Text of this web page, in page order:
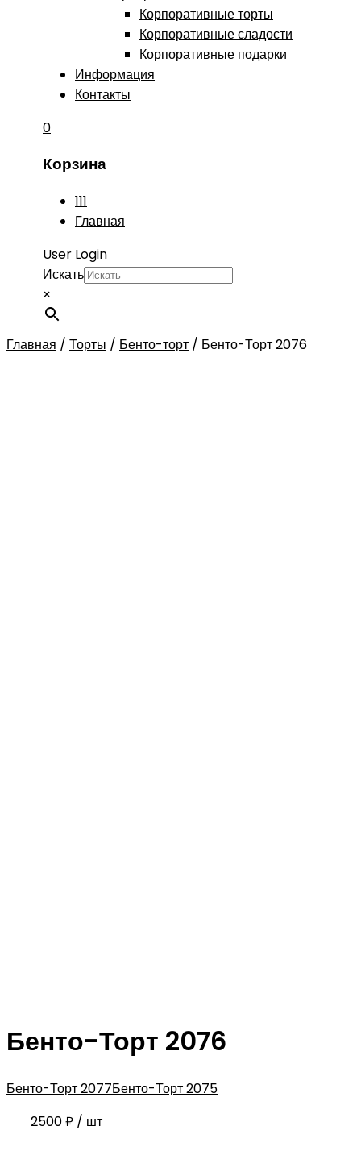
Корпоративные торты
Корпоративные сладости
Корпоративные подарки
Информация
Контакты
0
Корзина
111
Главная
User Login
Искать
×
Главная / Торты / Бенто-торт / Бенто-Торт 2076
Бенто-Торт 2076
Бенто-Торт 2077Бенто-Торт 2075
2500₽ / шт